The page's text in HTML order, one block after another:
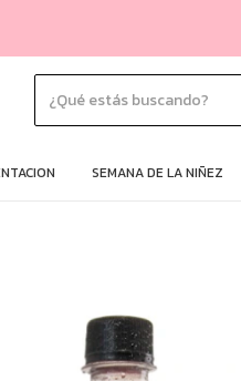
SEMANA DE LA NIÑEZ